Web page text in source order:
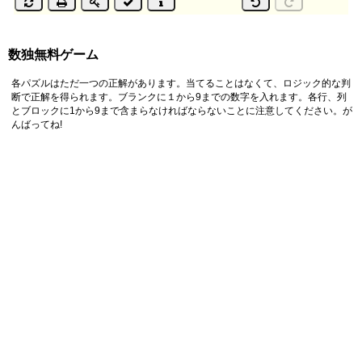
数独無料ゲーム
各パズルはただ一つの正解があります。当てることはなくて、ロジック的な判
断で正解を得られます。ブランクに１から9までの数字を入れます。各行、列
とブロックに1から9まで含まらなければならないことに注意してください。が
んばってね!